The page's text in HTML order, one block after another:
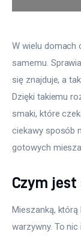
Więcej
W wielu domach
samemu.
się znajduje, a
Dzięki takiemu
smaki, które
ciekawy sposób
gotowych
Czym jest
Mieszanką,
warzywny. To